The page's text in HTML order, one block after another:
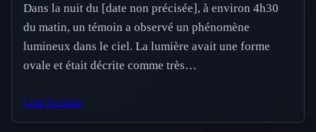
Dans la nuit du [date non précisée], à environ 4h30
du matin, un témoin a observé un phénomène
lumineux dans le ciel. La lumière avait une forme
ovale et était décrite comme très…
Lire la suite